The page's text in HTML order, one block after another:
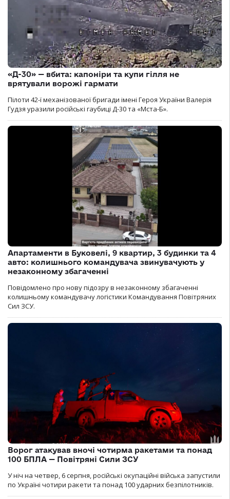
«Д-30» — вбита: капоніри та купи гілля не
врятували ворожі гармати
Пілоти 42-ї механізованої бригади імені Героя України Валерія
Гудзя уразили російські гаубиці Д-30 та «Мста-Б».
Апартаменти в Буковелі, 9 квартир, 3 будинки та 4
авто: колишнього командувача звинувачують у
незаконному збагаченні
Повідомлено про нову підозру в незаконному збагаченні
колишньому командувачу логістики Командування Повітряних
Сил ЗСУ.
Ворог атакував вночі чотирма ракетами та понад
100 БПЛА — Повітряні Сили ЗСУ
У ніч на четвер, 6 серпня, російські окупаційні війська запустили
по Україні чотири ракети та понад 100 ударних безпілотників.